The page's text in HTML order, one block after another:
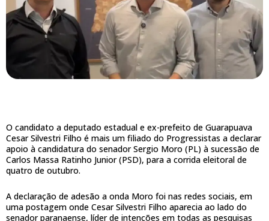
O candidato a deputado estadual e ex-prefeito de Guarapuava
Cesar Silvestri Filho é mais um filiado do Progressistas a declarar
apoio à candidatura do senador Sergio Moro (PL) à sucessão de
Carlos Massa Ratinho Junior (PSD), para a corrida eleitoral de
quatro de outubro.
A declaração de adesão a onda Moro foi nas redes sociais, em
uma postagem onde Cesar Silvestri Filho aparecia ao lado do
senador paranaense, líder de intenções em todas as pesquisas